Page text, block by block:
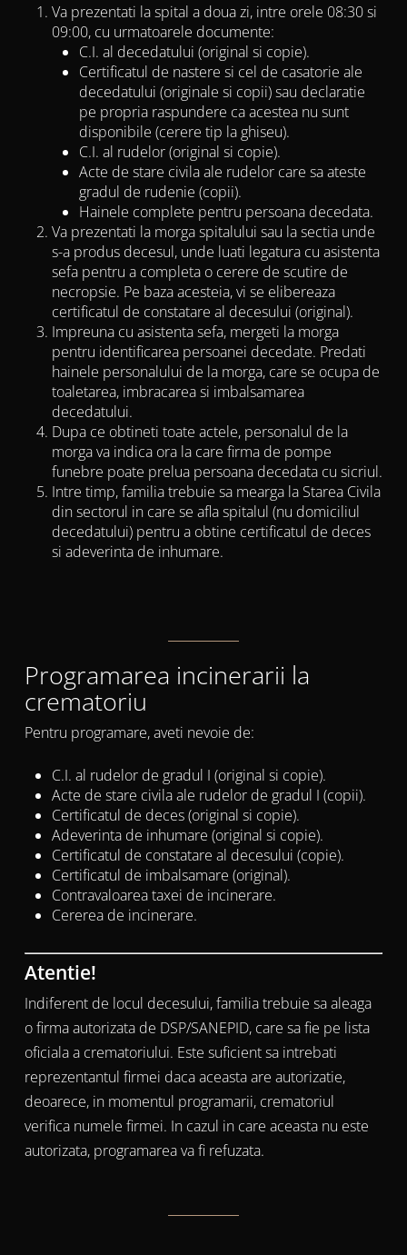
Va prezentati la spital a doua zi, intre orele 08:30 si
09:00, cu urmatoarele documente:
C.I. al decedatului (original si copie).
Certificatul de nastere si cel de casatorie ale
decedatului (originale si copii) sau declaratie
pe propria raspundere ca acestea nu sunt
disponibile (cerere tip la ghiseu).
C.I. al rudelor (original si copie).
Acte de stare civila ale rudelor care sa ateste
gradul de rudenie (copii).
Hainele complete pentru persoana decedata.
Va prezentati la morga spitalului sau la sectia unde
s-a produs decesul, unde luati legatura cu asistenta
sefa pentru a completa o cerere de scutire de
necropsie. Pe baza acesteia, vi se elibereaza
certificatul de constatare al decesului (original).
Impreuna cu asistenta sefa, mergeti la morga
pentru identificarea persoanei decedate. Predati
hainele personalului de la morga, care se ocupa de
toaletarea, imbracarea si imbalsamarea
decedatului.
Dupa ce obtineti toate actele, personalul de la
morga va indica ora la care firma de pompe
funebre poate prelua persoana decedata cu sicriul.
Intre timp, familia trebuie sa mearga la Starea Civila
din sectorul in care se afla spitalul (nu domiciliul
decedatului) pentru a obtine certificatul de deces
si adeverinta de inhumare.
Programarea incinerarii la
crematoriu
Pentru programare, aveti nevoie de:
C.I. al rudelor de gradul I (original si copie).
Acte de stare civila ale rudelor de gradul I (copii).
Certificatul de deces (original si copie).
Adeverinta de inhumare (original si copie).
Certificatul de constatare al decesului (copie).
Certificatul de imbalsamare (original).
Contravaloarea taxei de incinerare.
Cererea de incinerare.
Atentie!
Indiferent de locul decesului, familia trebuie sa aleaga
o firma autorizata de DSP/SANEPID, care sa fie pe lista
oficiala a crematoriului. Este suficient sa intrebati
reprezentantul firmei daca aceasta are autorizatie,
deoarece, in momentul programarii, crematoriul
verifica numele firmei. In cazul in care aceasta nu este
autorizata, programarea va fi refuzata.